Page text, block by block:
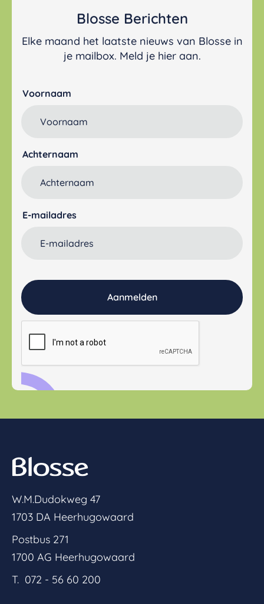
Blosse Berichten
Elke maand het laatste nieuws van Blosse in
je mailbox. Meld je hier aan.
Voornaam
Achternaam
E-mailadres
W.M.Dudokweg 47
1703 DA Heerhugowaard
Postbus 271
1700 AG Heerhugowaard
T. 072 - 56 60 200